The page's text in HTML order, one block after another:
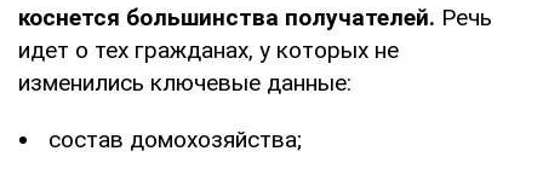
коснется большинства получателей. Речь
идет о тех гражданах, у которых не
изменились ключевые данные:
состав домохозяйства;